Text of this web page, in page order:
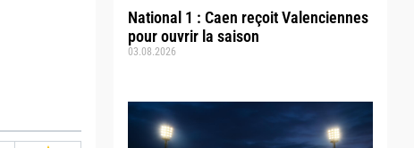
National 1 : Caen reçoit Valenciennes
pour ouvrir la saison
03.08.2026